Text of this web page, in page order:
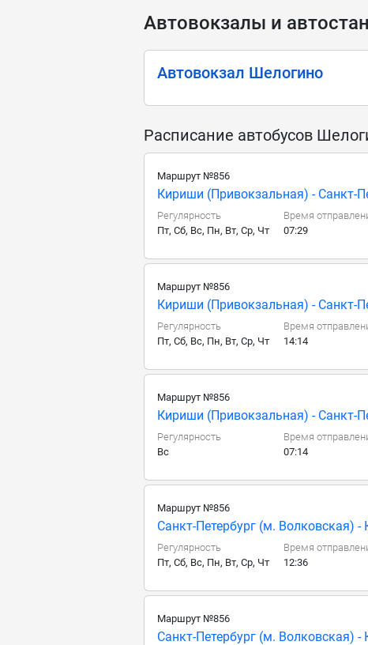
Автовокзалы и
Автовокзал Шелогино
Расписание автобусов
Маршрут №856
Кириши (Привокзальная) - Санкт-
Регулярность
Время
Пт, Сб, Вс, Пн, Вт, Ср, Чт
07:29
Маршрут №856
Кириши (Привокзальная) - Санкт-
Регулярность
Время
Пт, Сб, Вс, Пн, Вт, Ср, Чт
14:14
Маршрут №856
Кириши (Привокзальная) - Санкт-
Регулярность
Время
Вс
07:14
Маршрут №856
Санкт-Петербург (м. Волковская)
Регулярность
Время
Пт, Сб, Вс, Пн, Вт, Ср, Чт
12:36
Маршрут №856
Санкт-Петербург (м. Волковская)